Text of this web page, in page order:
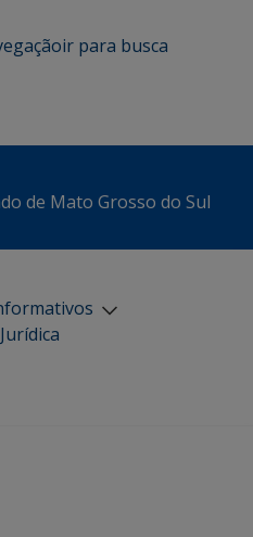
ir para busca
de Mato Grosso do Sul